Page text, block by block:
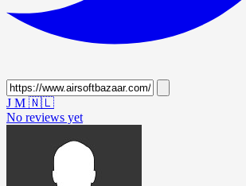
J M 🇳🇱
No reviews yet